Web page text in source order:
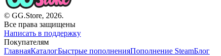
© GG.Store, 2026.
Все права защищены
Написать в поддержку
Покупателям
ГлавнаяКаталогБыстрые пополненияПополнение SteamБлог